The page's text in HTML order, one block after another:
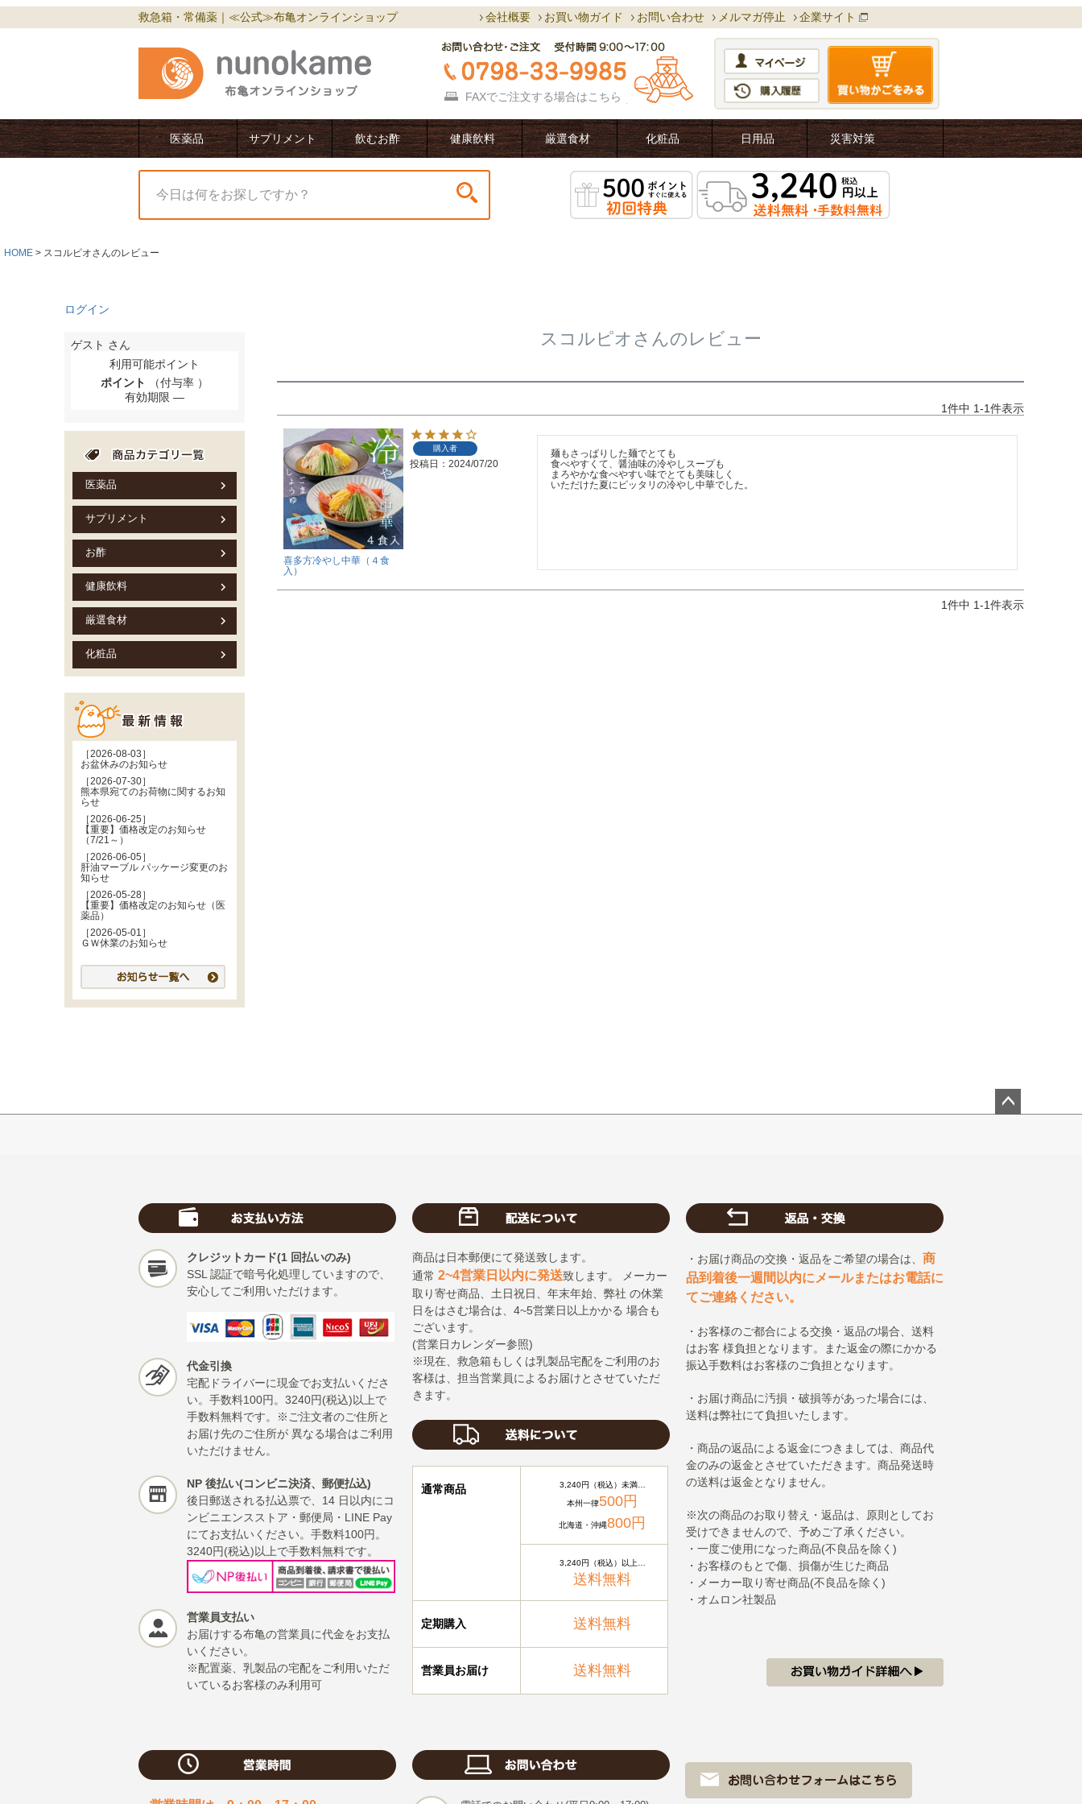
救急箱・常備薬｜≪公式≫布亀オンラインショップ 会社概要 お買い物ガイド お問い合わせ メルマガ停止 企業サイト
FAXでご注文する場合は こちら
医薬品 サプリメント 飲むお酢 健康飲料 厳選食材 化粧品 日用品 災害対策
HOME スコルピオさんのレビュー
ログイン
ゲスト さん
利用可能ポイント
ポイント
（付与率 ）
有効期限
医薬品
サプリメント
お酢
健康飲料
厳選食材
化粧品
［2026-08-03］
お盆休みのお知らせ
［2026-07-30］
熊本県宛てのお荷物に関するお知
らせ
［2026-06-25］
【重要】価格改定のお知らせ
（7/21～）
［2026-06-05］
肝油マーブル パッケージ変更のお
知らせ
［2026-05-28］
【重要】価格改定のお知らせ（医
薬品）
［2026-05-01］
ＧＷ休業のお知らせ
スコルピオさんのレビュー
1件中 1-1件表示
喜多方冷やし中華（４食
入）
購入者
投稿日 2024/07/20
麺もさっぱりした麺でとても
食べやすくて、醤油味の冷やしスープも
まろやかな食べやすい味でとても美味しく
いただけた夏にピッタリの冷やし中華でした。
1件中 1-1件表示
クレジットカード(1 回払いのみ)
SSL 認証で暗号化処理していますので、
安心してご利用いただけます。
代金引換
宅配ドライバーに現金でお支払いくださ
い。手数料100円。3240円(税込)以上で
手数料無料です。※ご注文者のご住所と
お届け先のご住所が 異なる場合はご利用
いただけません。
NP 後払い(コンビニ決済、郵便払込)
後日郵送される払込票で、14 日以内にコ
ンビニエンスストア・郵便局・LINE Pay
にてお支払いください。手数料100円。
3240円(税込)以上で手数料無料です。
営業員支払い
お届けする布亀の営業員に代金をお支払
いください。
※配置薬、乳製品の宅配をご利用いただ
いているお客様のみ利用可
商品は日本郵便にて発送致します。
通常 2~4営業日以内に発送致します。 メーカー
取り寄せ商品、土日祝日、年末年始、弊社 の休業
日をはさむ場合は、4~5営業日以上かかる 場合も
ございます。
(営業日カレンダー参照)
※現在、救急箱もしくは乳製品宅配をご利用のお
客様は、担当営業員によるお届けとさせていただ
きます。
通常商品 3,240円（税込）未満…
本州一律500円
北海道・沖縄800円
3,240円（税込）以上…
送料無料
定期購入 送料無料
営業員お届け 送料無料
・お届け商品の交換・返品をご希望の場合は、 商
品到着後一週間以内にメールまたはお電話に
てご連絡ください。
・お客様のご都合による交換・返品の場合、送料
はお客 様負担となります。また返金の際にかかる
振込手数料はお客様のご負担となります。
・お届け商品に汚損・破損等があった場合には、
送料は弊社にて負担いたします。
・商品の返品による返金につきましては、商品代
金のみの返金とさせていただきます。商品発送時
の送料は返金となりません。
※次の商品のお取り替え・返品は、原則としてお
受けできませんので、予めご了承ください。
・一度ご使用になった商品(不良品を除く)
・お客様のもとで傷、損傷が生じた商品
・メーカー取り寄せ商品(不良品を除く)
・オムロン社製品